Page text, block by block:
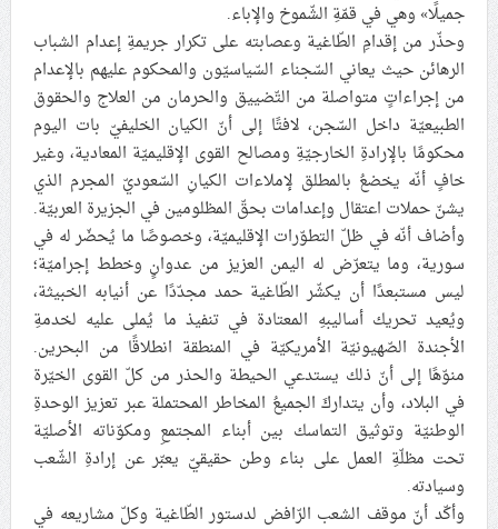
جميلًا» وهي في قمّةِ الشّموخ والإباء.
وحذّر من إقدامِ الطّاغية وعصابته على تكرار جريمةِ إعدام الشباب
الرهائن حيث يعاني السّجناء السّياسيّون والمحكوم عليهم بالإعدام
من إجراءاتٍ متواصلة من التّضييق والحرمان من العلاج والحقوق
الطبيعيّة داخل السّجن، لافتًا إلى أنّ الكيان الخليفيّ بات اليوم
محكومًا بالإرادةِ الخارجيّةِ ومصالح القوى الإقليميّة المعادية، وغير
خافٍ أنّه يخضعُ بالمطلق لإملاءات الكيانِ السّعوديّ المجرم الذي
يشنّ حملات اعتقال وإعدامات بحقّ المظلومين في الجزيرة العربيّة.
وأضاف أنّه في ظلّ التطوّرات الإقليميّة، وخصوصًا ما يُحضّر له في
سورية، وما يتعرّض له اليمن العزيز من عدوانٍ وخطط إجراميّة؛
ليس مستبعدًا أن يكشّر الطّاغية حمد مجدّدًا عن أنيابه الخبيثة،
ويُعيد تحريك أساليبهِ المعتادة في تنفيذ ما يُملى عليه لخدمةِ
الأجندة الصّهيونيّة الأمريكيّة في المنطقة انطلاقًا من البحرين.
منوّهًا إلى أنّ ذلك يستدعي الحيطة والحذر من كلّ القوى الخيّرة
في البلاد، وأن يتداركَ الجميعُ المخاطر المحتملة عبر تعزيز الوحدةِ
الوطنيّة وتوثيق التماسك بين أبناء المجتمعِ ومكوّناته الأصليّة
تحت مظلّةِ العمل على بناء وطن حقيقيّ يعبّر عن إرادةِ الشّعب
وسيادته.
وأكّد أنّ موقف الشعب الرّافض لدستور الطّاغية وكلّ مشاريعه في